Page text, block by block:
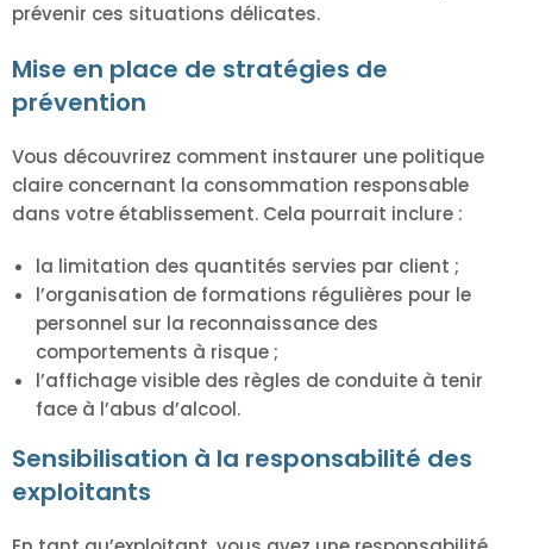
prévenir ces situations délicates.
Mise en place de stratégies de
prévention
Vous découvrirez comment instaurer une politique
claire concernant la consommation responsable
dans votre établissement. Cela pourrait inclure :
la limitation des quantités servies par client ;
l’organisation de formations régulières pour le
personnel sur la reconnaissance des
comportements à risque ;
l’affichage visible des règles de conduite à tenir
face à l’abus d’alcool.
Sensibilisation à la responsabilité des
exploitants